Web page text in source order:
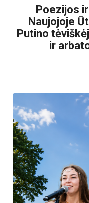
Poezijos
Naujojoje
Putino
ir